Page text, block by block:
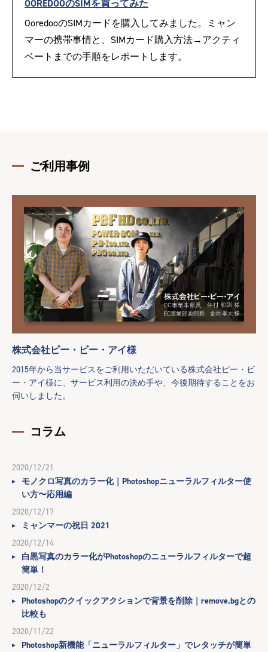
OOREDOOのSIMを買ってみた
OoredooのSIMカードを購入してみました。ミャン
マーの携帯事情と、SIMカード購入方法→アクティ
ベートまでの手順をレポートします。
ご利用事例
株式会社ピー・ビー・アイ様
2015年から当サービスをご利用いただいている株式会社ピー・ビ
ー・アイ様に、サービス利用の決め手や、今後期待することをお
伺いしました。
コラム
2020/12/21
モノクロ写真のカラー化｜Photoshopニューラルフィルター使
い方〜応用編
2020/12/17
ミャンマーの祝日 2021
2020/12/14
白黒写真のカラー化がPhotoshopのニューラルフィルターで超
簡単！
2020/12/2
Photoshopのクイックアクションで背景を削除｜remove.bgとの
比較も
2020/11/22
Photoshop新機能「ニューラルフィルター」でレタッチが簡単